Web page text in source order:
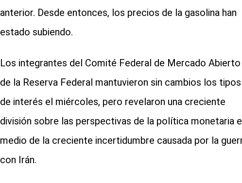
anterior. Desde entonces, los precios de la gasolina han
estado subiendo.
Los integrantes del Comité Federal de Mercado Abierto
de la Reserva Federal mantuvieron sin cambios los tipos
de interés el miércoles, pero revelaron una creciente
división sobre las perspectivas de la política monetaria
medio de la creciente incertidumbre causada por la
con Irán.